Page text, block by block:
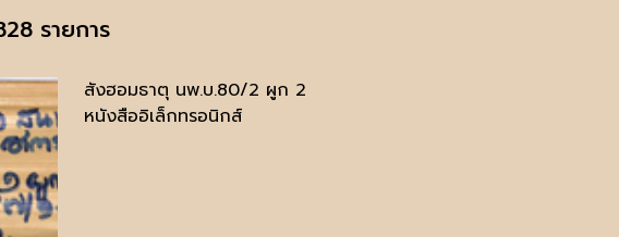
รายการ
สังฮอมธาตุ นพ.บ.80/2 ผูก 2
หนังสืออิเล็กทรอนิกส์